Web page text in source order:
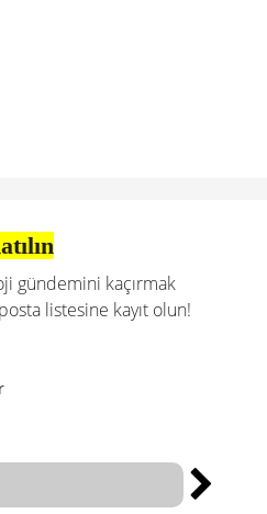
gündemini kaçırmak
listesine kayıt olun!